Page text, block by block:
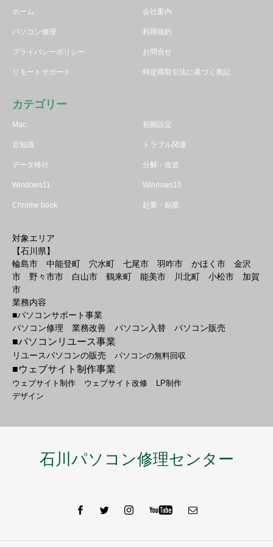
ホーム 会社案内
パソコン修理 利用規約
プライバシーポリシー お問合せ
リモートサポート 特定商取引法に基づく表記
カテゴリー
Mac 初期設定
豆知識 トラブル関連
データ移行 分解・改造
Windows11 Windows10
Chrome book 起業・副業
対象エリア
【石川県】
輪島市 中能登町 穴水町 七尾市 羽咋市 かほく市 金沢
市 野々市市 白山市 鶴来町 能美市 川北町 小松市 加賀
市
業務内容
■パソコンサポート事業
パソコン修理 業務改善 パソコン入替 パソコン販売
■パソコンリユース事業
リユースパソコンの販売 パソコンの無料回収
■ウェブサイト制作事業
ウェブサイト制作 ウェブサイト改修
LP制作
デザイン
石川パソコン修理センター